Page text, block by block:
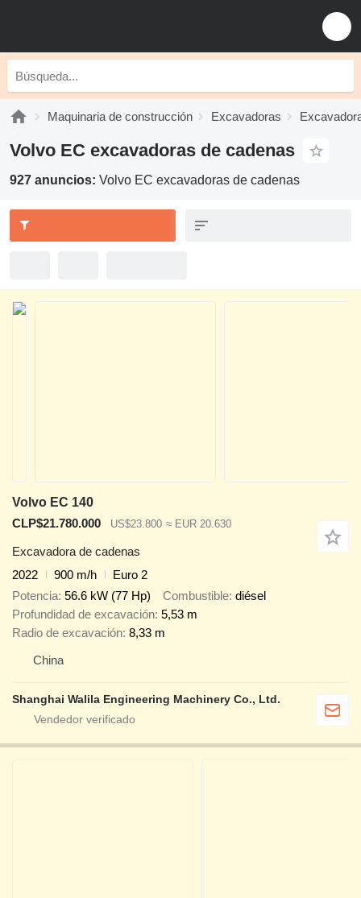
Maquinaria de construcción Excavadoras
Volvo EC excavadoras de cadenas
927 anuncios: Volvo EC excavadoras de cadenas
Volvo EC 140
CLP$21.780.000
US$23.800 ≈ EUR 20.630
Excavadora de cadenas
2022
900 m/h
Euro 2
Potencia 56.6 kW (77 Hp) Combustible diésel
Profundidad de excavación 5,53 m
Radio de excavación 8,33 m
China
Shanghai Walila Engineering Machinery Co., Ltd.